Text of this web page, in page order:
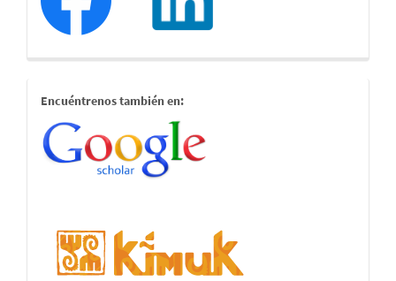
estamostambien
Encuéntrenos también en: